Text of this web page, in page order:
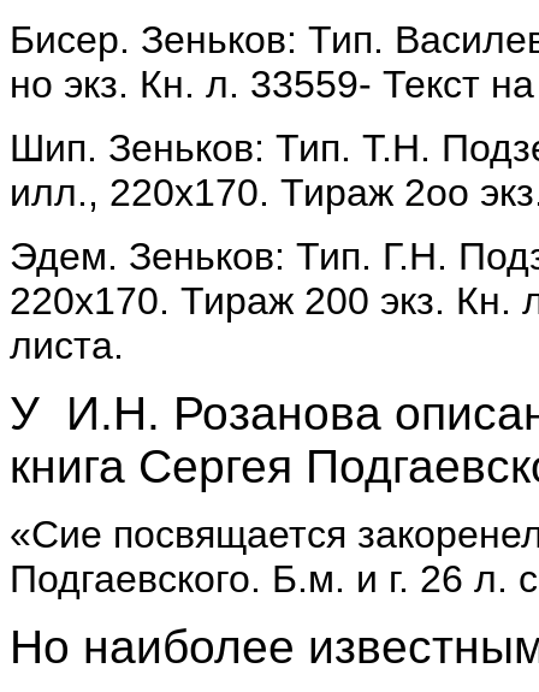
Бисер. Зеньков: Тип.
но экз. Кн. л. 33559- Текст
Шип. Зеньков: Тип. Т.Н.
илл., 220x170. Тираж 2оо
Эдем. Зеньков: Тип. Г.Н.
220x170. Тираж 200 экз. Кн.
листа.
У И.Н. Розанова
книга Сергея
«Сие посвящается
Подгаевского. Б.м. и г. 26 л.
Но наиболее